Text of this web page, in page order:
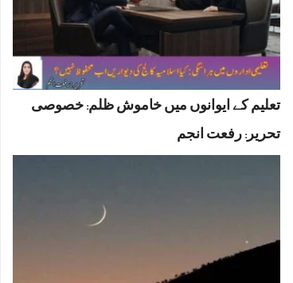
تعلیم کے ایوانوں میں خاموش ظلم: خصوصی
تحریر: رفعت انجم